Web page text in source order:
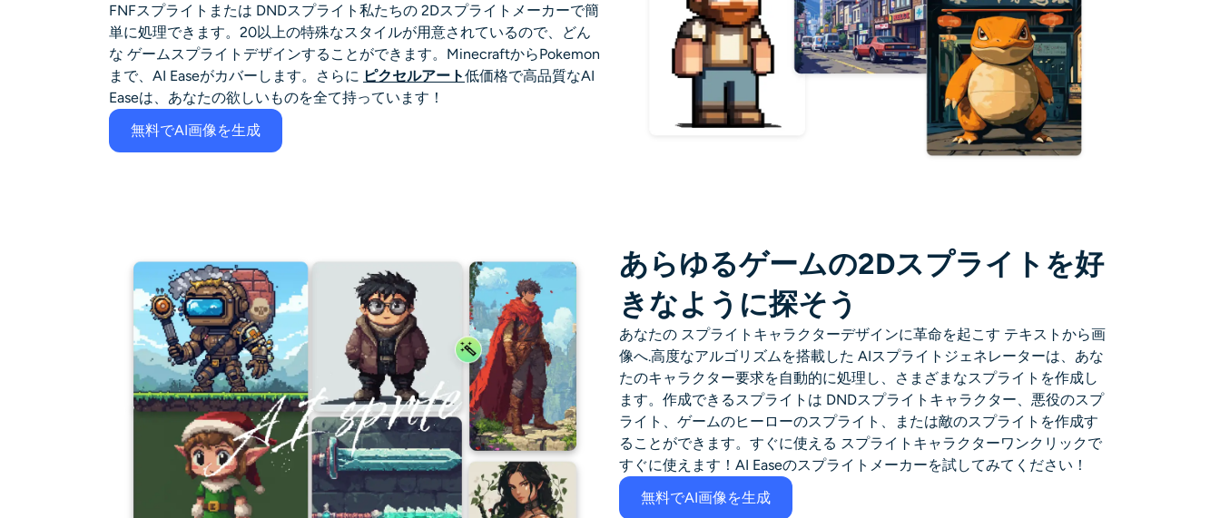
FNFスプライト または DNDスプライト 私たちの 2Dスプライトメーカーで簡
単に処理できます。20以上の特殊なスタイルが用意されているので、どん
な ゲームスプライト デザインすることができます。MinecraftからPokemon
まで、AI Easeがカバーします。さらに ピクセルアート低価格で高品質なAI
Easeは、あなたの欲しいものを全て持っています！
無料でAI画像を生成
あらゆるゲームの2Dスプライトを好
きなように探そう
あなたの スプライトキャラクターデザインに革命を起こす テキストから画
像へ.高度なアルゴリズムを搭載した AIスプライトジェネレーターは、あな
たのキャラクター要求を自動的に処理し、さまざまなスプライトを作成し
ます。作成できるスプライトは DNDスプライト キャラクター、悪役のスプ
ライト、ゲームのヒーローのスプライト、または敵のスプライトを作成す
ることができます。すぐに使える スプライトキャラクターワンクリックで
すぐに使えます！AI Easeのスプライトメーカーを試してみてください！
無料でAI画像を生成